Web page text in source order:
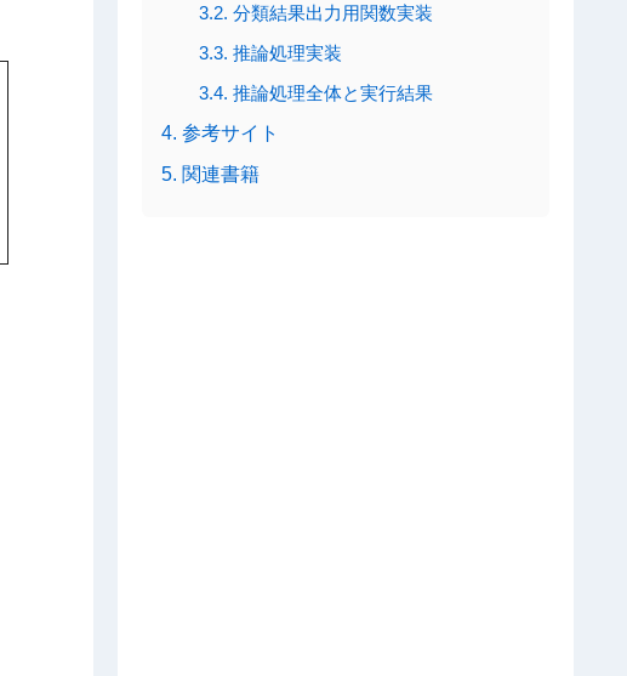
3.2. 分類結果出力用関数実装
3.3. 推論処理実装
3.4. 推論処理全体と実行結果
4. 参考サイト
5. 関連書籍